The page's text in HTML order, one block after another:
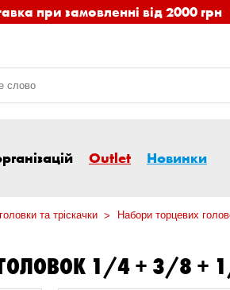
при замовленні від 2000 грн
Outlet Новинки
та тріскачки Набори торцевих
ГОЛОВОК 1/4 + 3/8